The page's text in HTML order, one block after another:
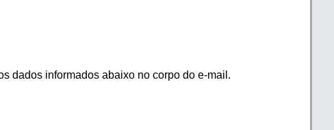
dados informados abaixo no corpo do e-mail.